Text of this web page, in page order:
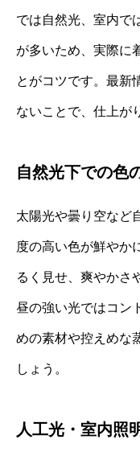
では自然光、室内で
が多いため、実際に
とがコツです。最新
ないことで、仕上が
自然光下での色
太陽光や曇り空など
度の高い色が鮮やか
るく見せ、爽やかさ
昼の強い光ではコン
めの素材や控えめな
しょう。
人工光・室内照